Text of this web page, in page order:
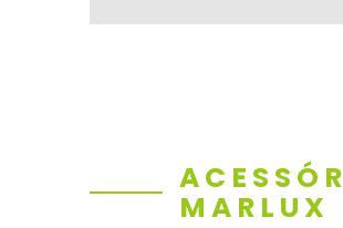
MARLUX